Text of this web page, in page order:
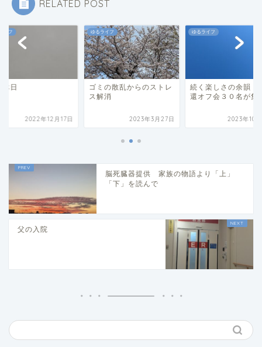
RELATED POST
イフ
休日
2022年12月17日
ゆるライフ
ゴミの散乱からのストレ
ス解消
2023年3月27日
ゆるライフ
続く楽しさの余韻
還オフ会３０名が集
2023年10
脳死臓器提供 家族の物語より「上」
「下」を読んで
父の入院